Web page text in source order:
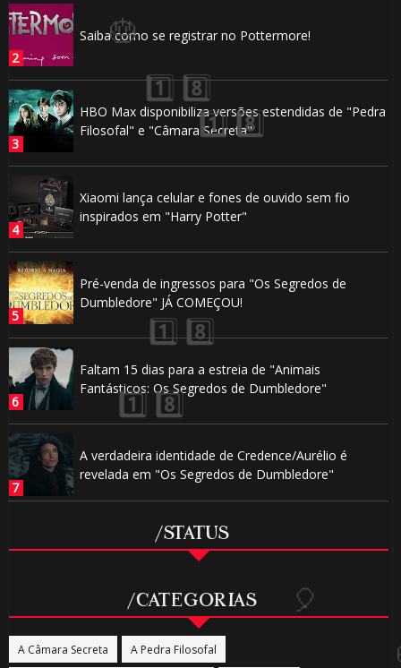
Saiba como se registrar no Pottermore!
HBO Max disponibiliza versões estendidas de "Pedra
Filosofal" e "Câmara Secreta"
Xiaomi lança celular e fones de ouvido sem fio
inspirados em "Harry Potter"
Pré-venda de ingressos para "Os Segredos de
Dumbledore" JÁ COMEÇOU!
Faltam 15 dias para a estreia de "Animais
Fantásticos: Os Segredos de Dumbledore"
A verdadeira identidade de Credence/Aurélio é
revelada em "Os Segredos de Dumbledore"
/STATUS
/CATEGORIAS
A Câmara Secreta A Pedra Filosofal
🎈
🎂
1️⃣ 8️⃣
1️⃣
🎈
🎂